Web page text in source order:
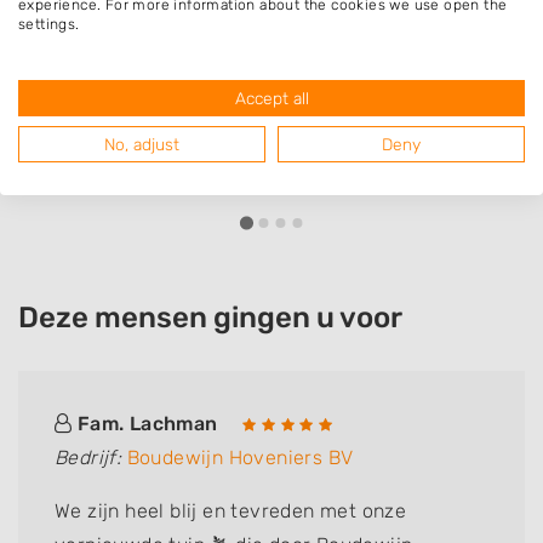
3343LD Hendrik-Ido-Ambacht
Deze mensen gingen u voor
Fam. Lachman
Bedrijf: Boudewijn Hoveniers BV
We zijn heel blij en tevreden met onze
experience. For more information about the cookies we use open the
settings.
Accept all
No, adjust Deny